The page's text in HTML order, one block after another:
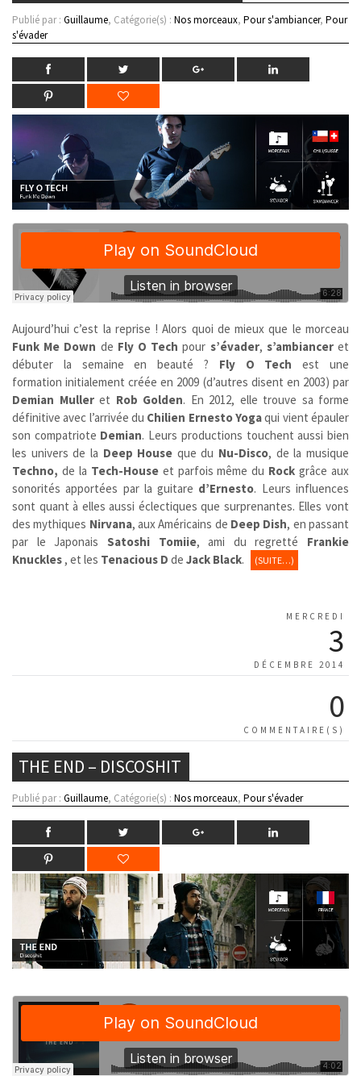
Publié par : Guillaume, Catégorie(s) : Nos morceaux, Pour s'ambiancer, Pour
s'évader
Aujourd’hui c’est la reprise ! Alors quoi de mieux que le morceau
Funk Me Down de Fly O Tech pour s’évader, s’ambianceret
débuter la semaine en beauté ? Fly O Tech est une
formation initialement créée en 2009 (d’autres disent en 2003) par
Demian Mulleret Rob Golden. En 2012, elle trouve sa forme
définitive avec l’arrivée du Chilien Ernesto Yogaqui vient épauler
son compatriote Demian. Leurs productions touchent aussi bien
les univers de la Deep House que du Nu-Disco, de la musique
Techno, de la Tech-House et parfois même du Rock grâce aux
sonorités apportées par la guitare d’Ernesto. Leurs influences
sont quant à elles aussi éclectiques que surprenantes. Elles vont
des mythiques Nirvana, aux Américains de Deep Dish, en passant
par le Japonais Satoshi Tomiie, ami du regretté Frankie
Knuckles , et les Tenacious D de Jack Black. (SUITE…)
MERCREDI
3
DÉCEMBRE 2014
0
COMMENTAIRE(S)
THE END – DISCOSHIT
Publié par : Guillaume, Catégorie(s) : Nos morceaux, Pour s'évader